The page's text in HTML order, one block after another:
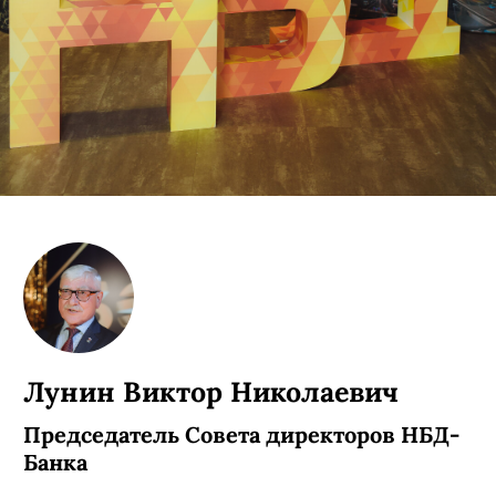
Лунин Виктор Николаевич
Председатель Совета директоров НБД-
Банка